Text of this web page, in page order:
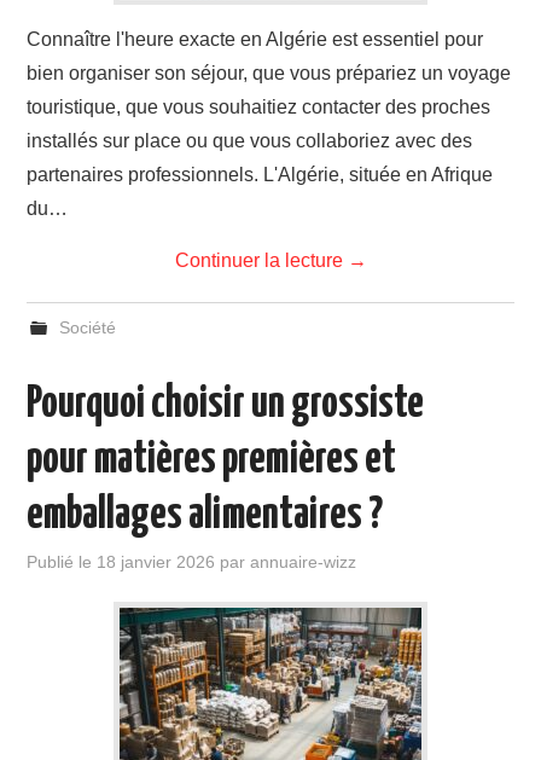
Connaître l'heure exacte en Algérie est essentiel pour
bien organiser son séjour, que vous prépariez un voyage
touristique, que vous souhaitiez contacter des proches
installés sur place ou que vous collaboriez avec des
partenaires professionnels. L'Algérie, située en Afrique
du…
Continuer la lecture →
Société
Pourquoi choisir un grossiste
pour matières premières et
emballages alimentaires ?
Publié le 18 janvier 2026 parannuaire-wizz